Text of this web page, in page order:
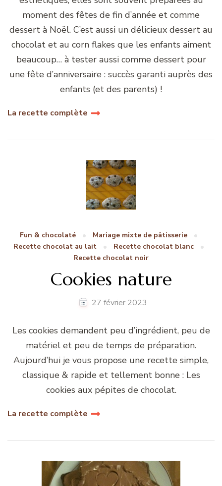
moment des fêtes de fin d’année et comme
dessert à Noël. C’est aussi un délicieux dessert au
chocolat et au corn flakes que les enfants aiment
beaucoup… à tester aussi comme dessert pour
une fête d’anniversaire : succès garanti auprès des
enfants (et des parents) !
La recette complète
Fun & chocolaté
Mariage mixte de pâtisserie
Recette chocolat au lait
Recette chocolat blanc
Recette chocolat noir
Cookies nature
27 février 2023
Les cookies demandent peu d’ingrédient, peu de
matériel et peu de temps de préparation.
Aujourd’hui je vous propose une recette simple,
classique & rapide et tellement bonne : Les
cookies aux pépites de chocolat.
La recette complète